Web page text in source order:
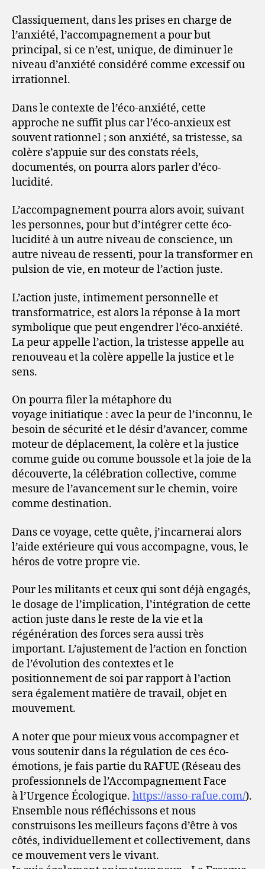
Classiquement, dans les prises en charge de
l’anxiété, l’accompagnement a pour but
principal, si ce n’est, unique, de diminuer le
niveau d’anxiété considéré comme excessif ou
irrationnel.
Dans le contexte de l’éco-anxiété, cette
approche ne suffit plus car l’éco-anxieux est
souvent rationnel ; son anxiété, sa tristesse, sa
colère s’appuie sur des constats réels,
documentés, on pourra alors parler d’éco-
lucidité.
L’accompagnement pourra alors avoir, suivant
les personnes, pour but d’intégrer cette éco-
lucidité à un autre niveau de conscience, un
autre niveau de ressenti, pour la transformer en
pulsion de vie, en moteur de l’action juste.
L’action juste, intimement personnelle et
transformatrice, est alors la réponse à la mort
symbolique que peut engendrer l’éco-anxiété.
La peur appelle l’action, la tristesse appelle au
renouveau et la colère appelle la justice et le
sens.
On pourra filer la métaphore du
voyage initiatique : avec la peur de l’inconnu, le
besoin de sécurité et le désir d’avancer, comme
moteur de déplacement, la colère et la justice
comme guide ou comme boussole et la joie de la
découverte, la célébration collective, comme
mesure de l’avancement sur le chemin, voire
comme destination.
Dans ce voyage, cette quête, j’incarnerai alors
l’aide extérieure qui vous accompagne, vous, le
héros de votre propre vie.
Pour les militants et ceux qui sont déjà engagés,
le dosage de l’implication, l’intégration de cette
action juste dans le reste de la vie et la
régénération des forces sera aussi très
important. L’ajustement de l’action en fonction
de l’évolution des contextes et le
positionnement de soi par rapport à l’action
sera également matière de travail, objet en
mouvement.
A noter que pour mieux vous accompagner et
vous soutenir dans la régulation de ces éco-
émotions, je fais partie du RAFUE (Réseau des
professionnels de l’Accompagnement Face
à l’Urgence Écologique. https://asso-rafue.com/).
Ensemble nous réfléchissons et nous
construisons les meilleurs façons d’être à vos
côtés, individuellement et collectivement, dans
ce mouvement vers le vivant.